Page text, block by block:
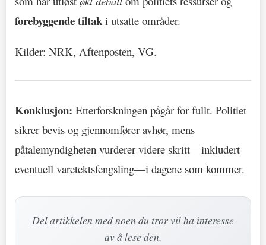
forebyggende tiltaki utsatte områder.
Kilder: NRK, Aftenposten, VG.
Konklusjon: Etterforskningen pågår for fullt. Politiet
sikrer bevis og gjennomfører avhør, mens
påtalemyndigheten vurderer videre skritt—inkludert
eventuell varetektsfengsling—i dagene som kommer.
Del artikkelen med noen du tror vil ha interesse
av å lese den.